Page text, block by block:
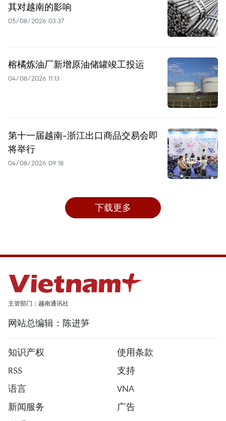
其对越南的影响
05/08/2026 03:37
榕橘炼油厂新增原油储罐竣工投运
04/08/2026 11:13
第十一届越南-浙江出口商品交易会即
将举行
04/08/2026 09:18
下载更多
主管部门：越南通讯社
网站总编辑：陈进笋
知识产权
使用条款
RSS
支持
语言
VNA
新闻服务
广告